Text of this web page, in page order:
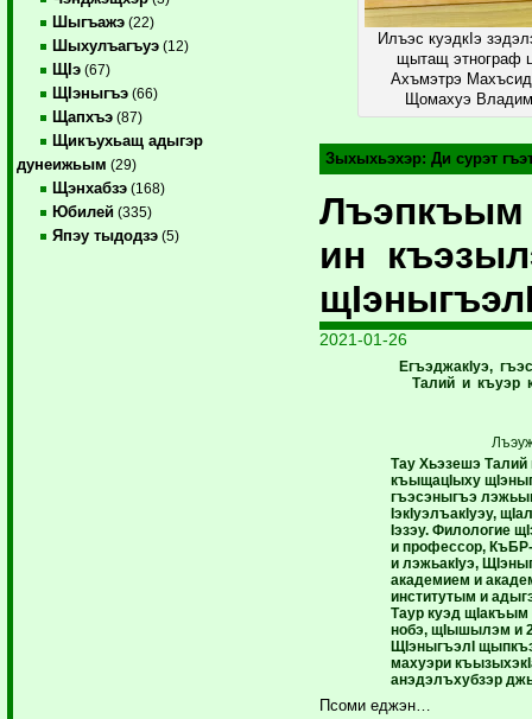
Шыгъажэ (22)
Шыхулъагъуэ (12)
ЩIэ (67)
ЩIэныгъэ (66)
Щапхъэ (87)
Щикъухьащ адыгэр
дунеижьым (29)
Щэнхабзэ (168)
Юбилей (335)
Япэу тыдодзэ (5)
Илъэс куэдкIэ
щытащ этнограф
Ахъмэтрэ
Щомахуэ
Зыхыхьэхэр:Ди сурэт
ин
2021-01-26
ЕгъэджакIуэ,
Талий и къуэр
Тау Хьэзешэ
къыщацIыху
гъэсэныгъэ
IэкIуэлъакIуэу,
Iэзэу. Филологие
и профессор,
и лэжьакIуэ,
академием и
институтым и
Таур куэд
нобэ, щIышылэм и
ЩIэныгъэлI
махуэри
анэдэлъхубзэр
Псоми еджэн…